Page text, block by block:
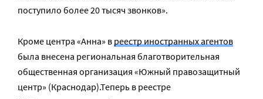
поступило более 20 тысяч звонков».
Кроме центра «Анна» вреестр иностранных агентов
была внесена региональная благотворительная
общественная организация «Южный правозащитный
центр» (Краснодар).Теперь в реестре